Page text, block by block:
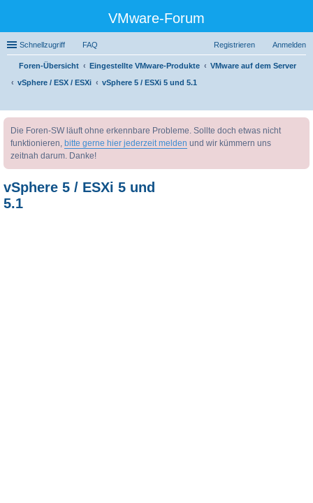
VMware-Forum
Schnellzugriff FAQ Anmelden
Registrieren
Foren-Übersicht Eingestellte VMware-Produkte
VMware auf dem Server
vSphere / ESX / ESXi
vSphere 5 / ESXi 5 und 5.1
uc
Die Foren-SW läuft ohne erkennbare Probleme. Sollte doch etwas nicht
funktionieren, bitte gerne hier jederzeit melden und wir kümmern uns
zeitnah darum. Danke!
vSphere 5 / ESXi 5 und
5.1